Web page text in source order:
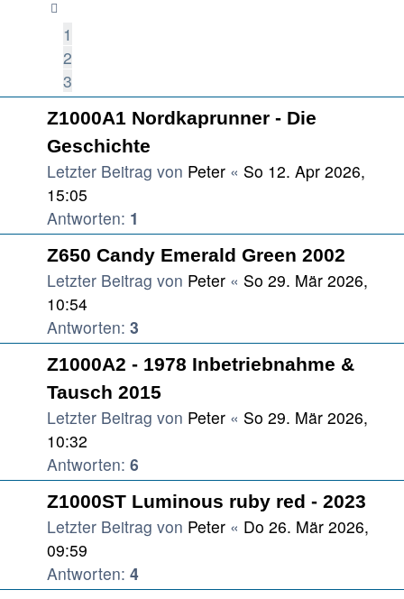
1
2
3
Z1000A1 Nordkaprunner - Die
Geschichte
Letzter Beitrag von Peter « So 12. Apr 2026,
15:05
Antworten: 1
Z650 Candy Emerald Green 2002
Letzter Beitrag von Peter « So 29. Mär 2026,
10:54
Antworten: 3
Z1000A2 - 1978 Inbetriebnahme &
Tausch 2015
Letzter Beitrag von Peter « So 29. Mär 2026,
10:32
Antworten: 6
Z1000ST Luminous ruby red - 2023
Letzter Beitrag von Peter « Do 26. Mär 2026,
09:59
Antworten: 4